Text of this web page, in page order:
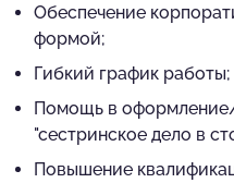
Обеспечение
формой;
Гибкий график работы;
Помощь в
"сестринское дело в
Повышение